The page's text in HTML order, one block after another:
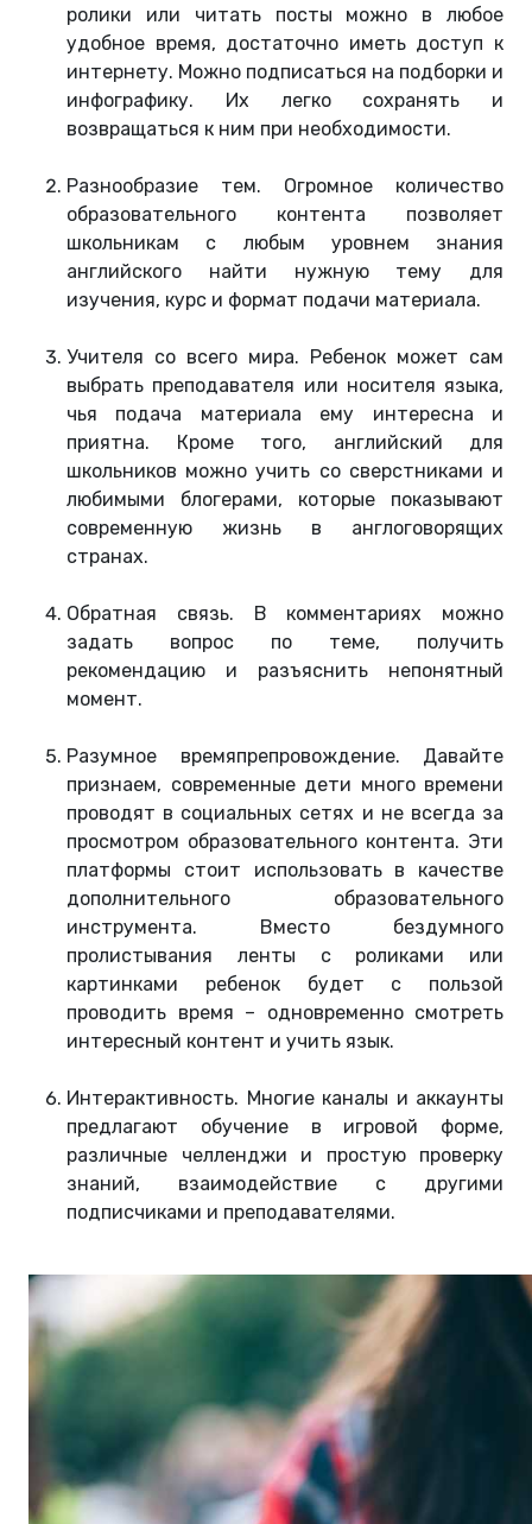
ролики или читать посты можно в любое
удобное время, достаточно иметь доступ к
интернету. Можно подписаться на подборки и
инфографику. Их легко сохранять и
возвращаться к ним при необходимости.
Разнообразие тем. Огромное количество
образовательного контента позволяет
школьникам с любым уровнем знания
английского найти нужную тему для
изучения, курс и формат подачи материала.
Учителя со всего мира. Ребенок может сам
выбрать преподавателя или носителя языка,
чья подача материала ему интересна и
приятна. Кроме того, английский для
школьников можно учить со сверстниками и
любимыми блогерами, которые показывают
современную жизнь в англоговорящих
странах.
Обратная связь. В комментариях можно
задать вопрос по теме, получить
рекомендацию и разъяснить непонятный
момент.
Разумное времяпрепровождение. Давайте
признаем, современные дети много времени
проводят в социальных сетях и не всегда за
просмотром образовательного контента. Эти
платформы стоит использовать в качестве
дополнительного образовательного
инструмента. Вместо бездумного
пролистывания ленты с роликами или
картинками ребенок будет с пользой
проводить время – одновременно смотреть
интересный контент и учить язык.
Интерактивность. Многие каналы и аккаунты
предлагают обучение в игровой форме,
различные челленджи и простую проверку
знаний, взаимодействие с другими
подписчиками и преподавателями.